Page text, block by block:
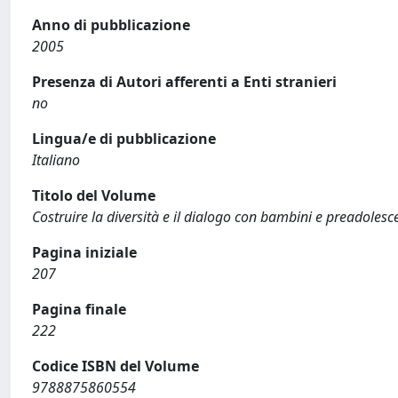
Anno di pubblicazione
2005
Presenza di Autori afferenti a Enti stranieri
no
Lingua/e di pubblicazione
Italiano
Titolo del Volume
Costruire la diversità e il dialogo con bambini e
Pagina iniziale
207
Pagina finale
222
Codice ISBN del Volume
9788875860554